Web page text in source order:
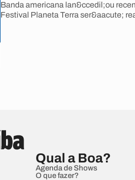
Banda americana lan&ccedil;ou
Festival Planeta Terra ser&aacute;
Qual a Boa?
Agenda de Shows
O que fazer?